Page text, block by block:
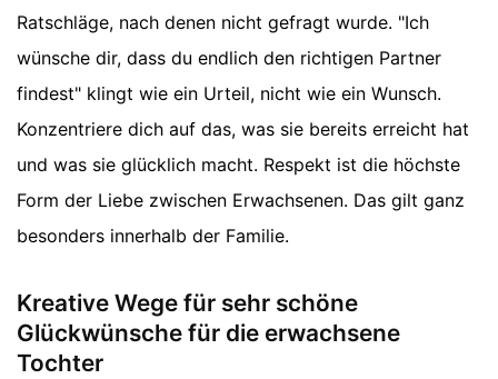
Ratschläge, nach denen nicht gefragt wurde. "Ich
wünsche dir, dass du endlich den richtigen Partner
findest" klingt wie ein Urteil, nicht wie ein Wunsch.
Konzentriere dich auf das, was sie bereits erreicht hat
und was sie glücklich macht. Respekt ist die höchste
Form der Liebe zwischen Erwachsenen. Das gilt ganz
besonders innerhalb der Familie.
Kreative Wege für sehr schöne
Glückwünsche für die erwachsene
Tochter